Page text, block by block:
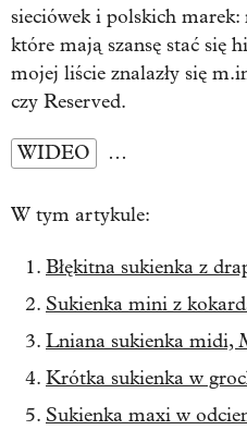
sieciówek i polskich marek:
które mają szansę stać się
mojej liście znalazły się
czy Reserved.
WIDEO …
W tym artykule:
Błękitna sukienka z
Sukienka mini z
Lniana sukienka midi,
Krótka sukienka w
Sukienka maxi w